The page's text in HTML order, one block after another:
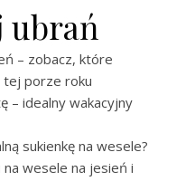
ubrań
– zobacz, które
tej porze roku
– idealny wakacyjny
sukienkę na wesele?
na wesele na jesień i